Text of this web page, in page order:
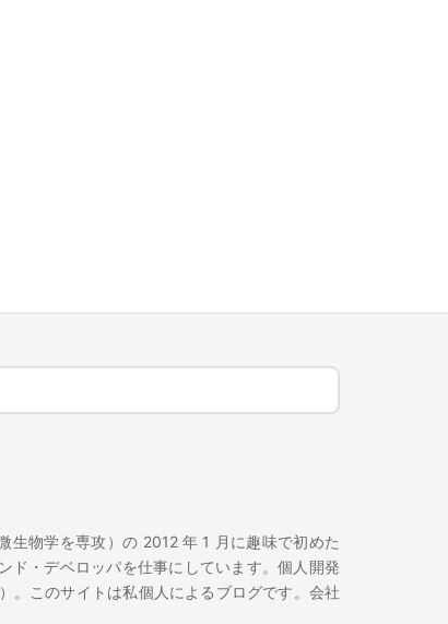
生物学を専攻）の 2012 年 1 月に趣味で初めた
ド・デベロッパを仕事にしています。個人開発
。このサイトは私個人によるブログです。会社